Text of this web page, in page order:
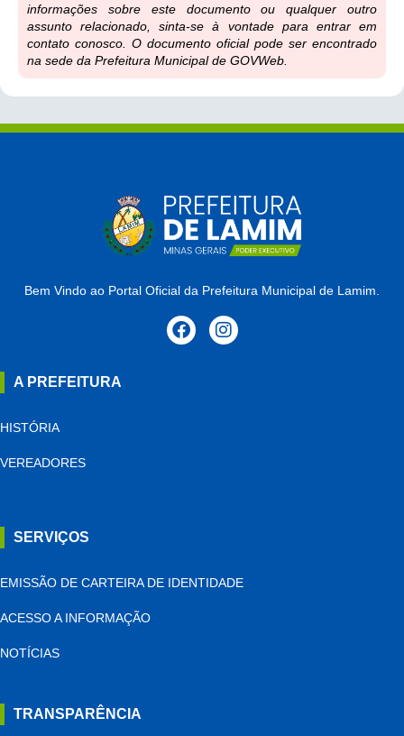
informações sobre este documento ou qualquer outro
assunto relacionado, sinta-se à vontade para entrar em
contato conosco. O documento oficial pode ser encontrado
na sede da Prefeitura Municipal de GOVWeb.
Bem Vindo ao Portal Oficial da Prefeitura Municipal de Lamim.
A PREFEITURA
HISTÓRIA
VEREADORES
SERVIÇOS
EMISSÃO DE CARTEIRA DE IDENTIDADE
ACESSO A INFORMAÇÃO
NOTÍCIAS
TRANSPARÊNCIA